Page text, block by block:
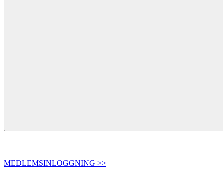
MEDLEMSINLOGGNING >>